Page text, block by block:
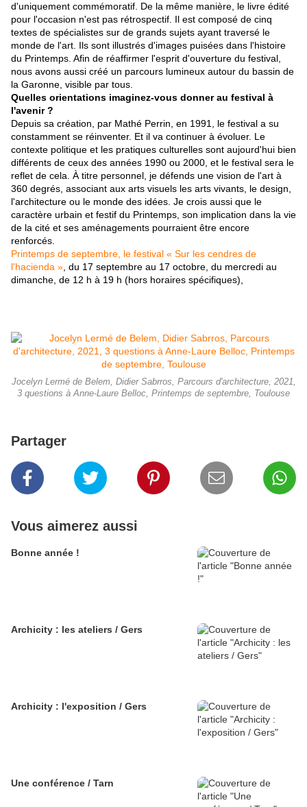
d'uniquement commémoratif. De la même manière, le livre édité
pour l'occasion n'est pas rétrospectif. Il est composé de cinq
textes de spécialistes sur de grands sujets ayant traversé le
monde de l'art. Ils sont illustrés d'images puisées dans l'histoire
du Printemps. Afin de réaffirmer l'esprit d'ouverture du festival,
nous avons aussi créé un parcours lumineux autour du bassin de
la Garonne, visible par tous.
Quelles orientations imaginez-vous donner au festival à
l'avenir ?
Depuis sa création, par Mathé Perrin, en 1991, le festival a su
constamment se réinventer. Et il va continuer à évoluer. Le
contexte politique et les pratiques culturelles sont aujourd'hui bien
différents de ceux des années 1990 ou 2000, et le festival sera le
reflet de cela. À titre personnel, je défends une vision de l'art à
360 degrés, associant aux arts visuels les arts vivants, le design,
l'architecture ou le monde des idées. Je crois aussi que le
caractère urbain et festif du Printemps, son implication dans la vie
de la cité et ses aménagements pourraient être encore
renforcés.
Printemps de septembre, le festival « Sur les cendres de
l'hacienda », du 17 septembre au 17 octobre, du mercredi au
dimanche, de 12 h à 19 h (hors horaires spécifiques),
Jocelyn Lermé de Belem, Didier Sabrros, Parcours d'architecture, 2021,
3 questions à Anne-Laure Belloc, Printemps de septembre, Toulouse
Partager
Vous aimerez aussi
Bonne année !
Archicity : les ateliers / Gers
Archicity : l'exposition / Gers
Une conférence / Tarn